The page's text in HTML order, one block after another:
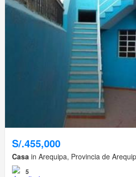
S/.455,000
Casa in Arequipa, Provincia de
5